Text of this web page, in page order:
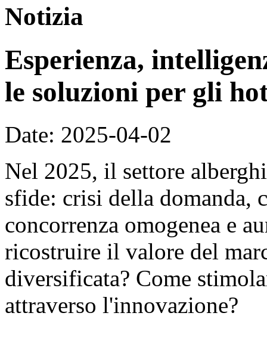
Notizia
Esperienza,
le soluzioni per gli
Date: 2025-04-02
Nel 2025, il settore
sfide: crisi della domanda,
concorrenza omogenea e
ricostruire il valore del
diversificata? Come
attraverso l'innovazione?